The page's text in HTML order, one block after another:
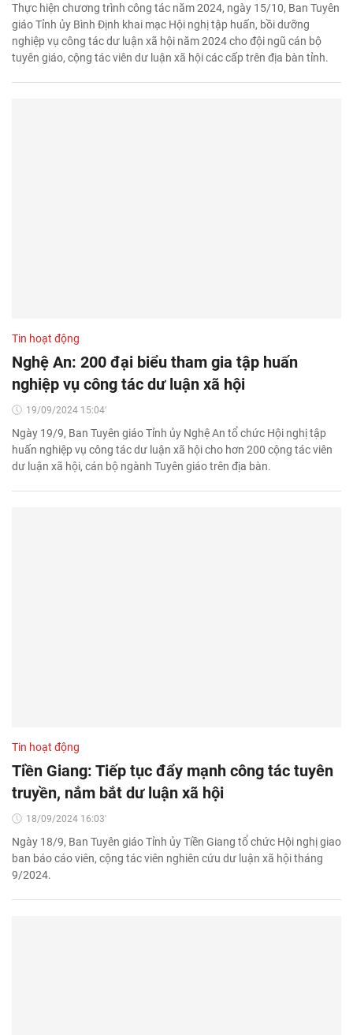
Thực hiện chương trình công tác năm 2024, ngày 15/10, Ban Tuyên
giáo Tỉnh ủy Bình Định khai mạc Hội nghị tập huấn, bồi dưỡng
nghiệp vụ công tác dư luận xã hội năm 2024 cho đội ngũ cán bộ
tuyên giáo, cộng tác viên dư luận xã hội các cấp trên địa bàn tỉnh.
Tin hoạt động
Nghệ An: 200 đại biểu tham gia tập huấn
nghiệp vụ công tác dư luận xã hội
19/09/2024 15:04'
Ngày 19/9, Ban Tuyên giáo Tỉnh ủy Nghệ An tổ chức Hội nghị tập
huấn nghiệp vụ công tác dư luận xã hội cho hơn 200 cộng tác viên
dư luận xã hội, cán bộ ngành Tuyên giáo trên địa bàn.
Tin hoạt động
Tiền Giang: Tiếp tục đẩy mạnh công tác tuyên
truyền, nắm bắt dư luận xã hội
18/09/2024 16:03'
Ngày 18/9, Ban Tuyên giáo Tỉnh ủy Tiền Giang tổ chức Hội nghị giao
ban báo cáo viên, cộng tác viên nghiên cứu dư luận xã hội tháng
9/2024.